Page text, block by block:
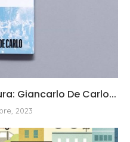
Giancarlo De Carlo...
2023